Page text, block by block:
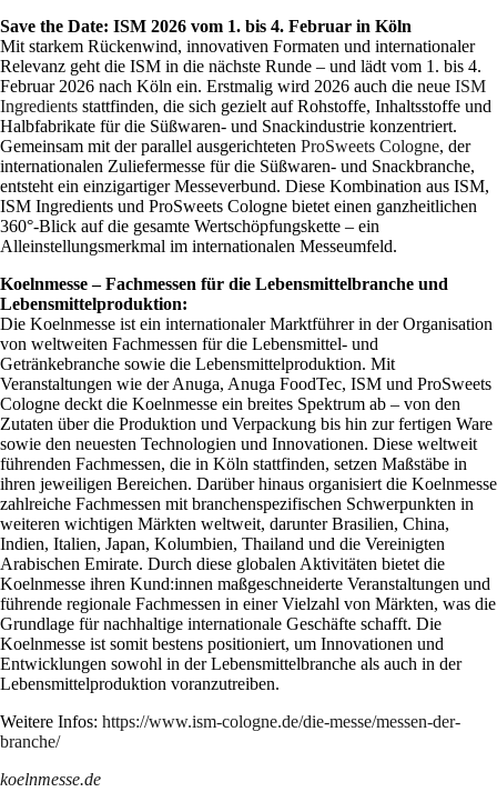
Save the Date: ISM 2026 vom 1. bis 4. Februar in Köln
Mit starkem Rückenwind, innovativen Formaten und internationaler
Relevanz geht die ISM in die nächste Runde – und lädt vom 1. bis 4.
Februar 2026 nach Köln ein. Erstmalig wird 2026 auch die neue ISM
Ingredients stattfinden, die sich gezielt auf Rohstoffe, Inhaltsstoffe und
Halbfabrikate für die Süßwaren- und Snackindustrie konzentriert.
Gemeinsam mit der parallel ausgerichteten ProSweets Cologne, der
internationalen Zuliefermesse für die Süßwaren- und Snackbranche,
entsteht ein einzigartiger Messeverbund. Diese Kombination aus ISM,
ISM Ingredients und ProSweets Cologne bietet einen ganzheitlichen
360°-Blick auf die gesamte Wertschöpfungskette – ein
Alleinstellungsmerkmal im internationalen Messeumfeld.
Koelnmesse – Fachmessen für die Lebensmittelbranche und
Lebensmittelproduktion:
Die Koelnmesse ist ein internationaler Marktführer in der Organisation
von weltweiten Fachmessen für die Lebensmittel- und
Getränkebranche sowie die Lebensmittelproduktion. Mit
Veranstaltungen wie der Anuga, Anuga FoodTec, ISM und ProSweets
Cologne deckt die Koelnmesse ein breites Spektrum ab – von den
Zutaten über die Produktion und Verpackung bis hin zur fertigen Ware
sowie den neuesten Technologien und Innovationen. Diese weltweit
führenden Fachmessen, die in Köln stattfinden, setzen Maßstäbe in
ihren jeweiligen Bereichen. Darüber hinaus organisiert die Koelnmesse
zahlreiche Fachmessen mit branchenspezifischen Schwerpunkten in
weiteren wichtigen Märkten weltweit, darunter Brasilien, China,
Indien, Italien, Japan, Kolumbien, Thailand und die Vereinigten
Arabischen Emirate. Durch diese globalen Aktivitäten bietet die
Koelnmesse ihren Kund:innen maßgeschneiderte Veranstaltungen und
führende regionale Fachmessen in einer Vielzahl von Märkten, was die
Grundlage für nachhaltige internationale Geschäfte schafft. Die
Koelnmesse ist somit bestens positioniert, um Innovationen und
Entwicklungen sowohl in der Lebensmittelbranche als auch in der
Lebensmittelproduktion voranzutreiben.
Weitere Infos: https://www.ism-cologne.de/die-messe/messen-der-
branche/
koelnmesse.de